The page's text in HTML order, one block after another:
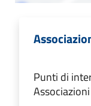
Punti di
Associazioni